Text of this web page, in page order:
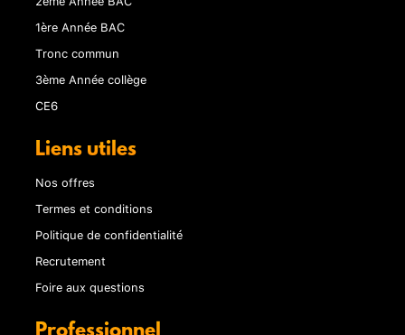
1ère Année BAC
Tronc commun
3ème Année collège
CE6
Liens utiles
Nos offres
Termes et conditions
Politique de confidentialité
Recrutement
Foire aux questions